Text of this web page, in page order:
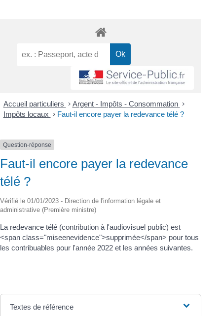
Accueil particuliers > Argent - Impôts - Consommation >
Impôts locaux > Faut-il encore payer la redevance télé ?
Question-réponse
Faut-il encore payer la redevance
télé ?
Vérifié le 01/01/2023 - Direction de l'information légale et
administrative (Première ministre)
La redevance télé (contribution à l'audiovisuel public) est
<span class="miseenevidence">supprimée</span> pour tous
les contribuables pour l'année 2022 et les années suivantes.
Textes de référence